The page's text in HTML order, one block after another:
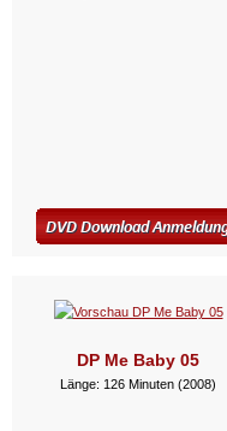
DP Me Baby 05
Länge: 126 Minuten (2008)